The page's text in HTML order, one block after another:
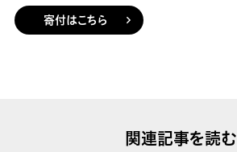
寄付はこちら
関連記事を読む